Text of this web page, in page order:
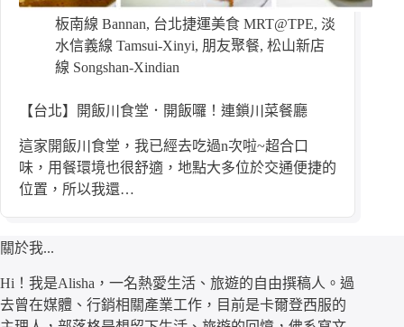
板南線 Bannan, 台北捷運美食 MRT@TPE, 淡
水信義線 Tamsui-Xinyi, 朋友聚餐, 松山新店
線 Songshan-Xindian
【台北】開飯川食堂．開飯囉！連鎖川菜餐廳
這家開飯川食堂，我已經去吃過n次啦~超合口
味，用餐環境也很舒適，地點大多位於交通便捷的
位置，所以我還…
關於我...
Hi！我是Alisha，一名熱愛生活、旅遊的自由撰稿人。過
去曾在媒體、行銷相關產業工作，目前是卡爾登西服的